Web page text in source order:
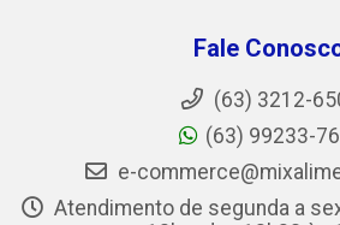
Fale
(63) 3212-
(63) 99233-
e-
Atendimento de segunda a